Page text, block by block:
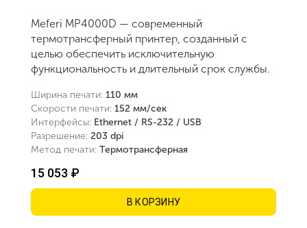
Meferi MP4000D — современный
термотрансферный принтер, созданный с
целью обеспечить исключительную
функциональность и длительный срок службы.
Ширина печати: 110 мм
Скорости печати: 152 мм/сек
Интерфейсы: Ethernet / RS-232 / USB
Разрешение: 203 dpi
Метод печати: Термотрансферная
15 053 ₽
В КОРЗИНУ